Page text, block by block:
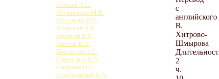
Мамаев А.С.
Мельникова М.В.
Муранова Ю.Г.
Мюрисеп А.В.
Никитин В.В.
Омётов В.А.
Прохоров А.С.
Сметанина Е.А.
Смирнов Н.Н.
Старжинский И.А.
с
английского
В.
Хитрово-
Шмырова
2
ч.